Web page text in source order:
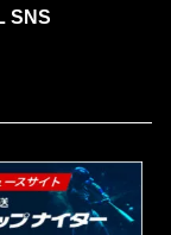
SNS